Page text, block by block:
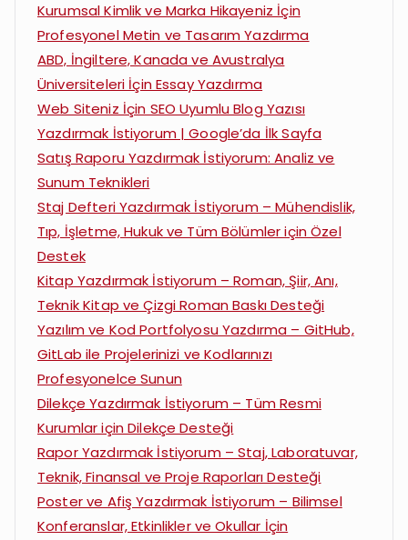
Kurumsal Kimlik ve Marka Hikayeniz İçin
Profesyonel Metin ve Tasarım Yazdırma
ABD, İngiltere, Kanada ve Avustralya
Üniversiteleri İçin Essay Yazdırma
Web Siteniz İçin SEO Uyumlu Blog Yazısı
Yazdırmak İstiyorum | Google’da İlk Sayfa
Satış Raporu Yazdırmak İstiyorum: Analiz ve
Sunum Teknikleri
Staj Defteri Yazdırmak İstiyorum – Mühendislik,
Tıp, İşletme, Hukuk ve Tüm Bölümler için Özel
Destek
Kitap Yazdırmak İstiyorum – Roman, Şiir, Anı,
Teknik Kitap ve Çizgi Roman Baskı Desteği
Yazılım ve Kod Portfolyosu Yazdırma – GitHub,
GitLab ile Projelerinizi ve Kodlarınızı
Profesyonelce Sunun
Dilekçe Yazdırmak İstiyorum – Tüm Resmi
Kurumlar için Dilekçe Desteği
Rapor Yazdırmak İstiyorum – Staj, Laboratuvar,
Teknik, Finansal ve Proje Raporları Desteği
Poster ve Afiş Yazdırmak İstiyorum – Bilimsel
Konferanslar, Etkinlikler ve Okullar İçin